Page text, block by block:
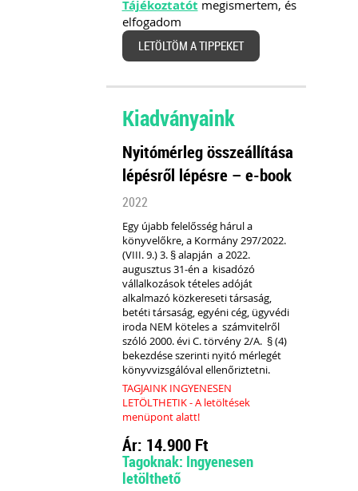
Tájékoztatót megismertem, és
elfogadom
LETÖLTÖM A TIPPEKET
Kiadványaink
Nyitómérleg összeállítása
lépésről lépésre – e-book
2022
Egy újabb felelősség hárul a
könyvelőkre, a Kormány 297/2022.
(VIII. 9.) 3. § alapján a 2022.
augusztus 31-én a kisadózó
vállalkozások tételes adóját
alkalmazó közkereseti társaság,
betéti társaság, egyéni cég, ügyvédi
iroda NEM kötelesa számvitelről
szóló 2000. évi C. törvény 2/A. § (4)
bekezdése szerinti nyitó mérlegét
könyvvizsgálóval ellenőriztetni.
TAGJAINK INGYENESEN
LETÖLTHETIK - A letöltések
menüpont alatt!
Ár: 14.900 Ft
Tagoknak: Ingyenesen
letölthető